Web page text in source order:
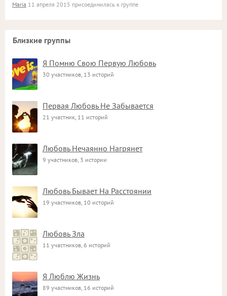
Maria 11 апреля 2015 присоединилась к группе
Близкие группы
Я Помню Свою Первую Любовь
30 участников, 13 историй
Первая Любовь Не Забывается
21 участник, 11 историй
Любовь Нечаянно Нагрянет
9 участников, 3 истории
Любовь Бывает На Расстоянии
19 участников, 10 историй
Любовь Зла
11 участников, 6 историй
Я Люблю Жизнь
89 участников, 16 историй